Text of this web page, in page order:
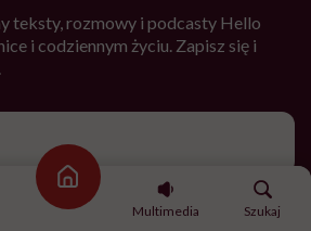
Strona główna
Multimedia
Szukaj
teksty, rozmowy i podcasty Hello
i codziennym życiu. Zapisz się i
„Zapisz się” oznacza zgodę na
nowościach, produktach, promocjach lub